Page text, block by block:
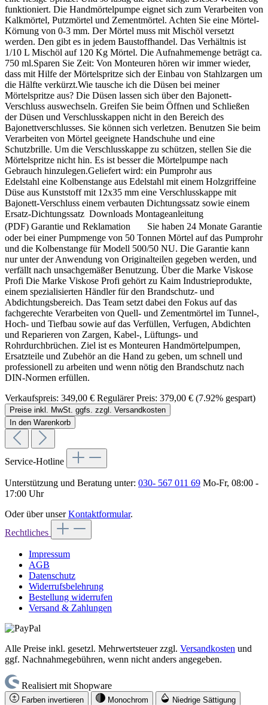
funktioniert. Die Handmörtelpumpe eignet sich zum Verarbeiten von
Kalkmörtel, Putzmörtel und Zementmörtel. Achten Sie eine Mörtel-
Körnung von 0-3 mm. Der Mörtel muss mit Mischöl versetzt
werden. Den gibt es in jedem Baustoffhandel. Das Verhältnis ist
1/10 L Mischöl auf 120 Kg Mörtel. Die Aufnahmemenge beträgt ca.
750 ml.Sparen Sie Zeit: Von Monteuren hören wir immer wieder,
dass mit Hilfe der Mörtelspritze sich der Einbau von Stahlzargen um
die Hälfte verkürzt.Wie tausche ich die Düsen bei meiner
Mörtelspritze aus? Die Düsen lassen sich über den Bajonett-
Verschluss auswechseln. Greifen Sie beim Öffnen und Schließen
der Düsen und Verschlusskappen nicht in den Bereich des
Bajonettverschlusses. Sie können sich verletzen. Benutzen Sie beim
Verarbeiten von Mörtel geeignete Handschuhe und eine
Schutzbrille. Um die Verschlusskappe zu schützen, stellen Sie die
Mörtelspritze nicht hin. Es ist besser die Mörtelpumpe nach
Gebrauch hinzulegen.Geliefert wird: ein Pumprohr aus
Edelstahl eine Kolbenstange aus Edelstahl mit einem Holzgriffeine
Düse aus Kunststoff mit 12x35 mm eine Verschlusskappe mit
Bajonett-Verschluss einem verbauten Dichtungssatz sowie einem
Ersatz-Dichtungssatz Downloads Montageanleitung
(PDF) Garantie und Reklamation Sie haben 24 Monate Garantie
oder bei einer Pumpmenge von 50 Tonnen Mörtel auf das Pumprohr
und die Kolbenstange für Modell 500/50 NU. Die Garantie kann
nur unter der Anwendung von Originalteilen gegeben werden, und
verfällt nach unsachgemäßer Benutzung. Über die Marke Viskose
Profi Die Marke Viskose Profi gehört zu Kaim Industrieprodukte,
einem spezialisierten Händler für den Brandschutz- und
Abdichtungsbereich. Das Team setzt dabei den Fokus auf das
fachgerechte Verarbeiten von Quell- und Zementmörtel im Tunnel-,
Hoch- und Tiefbau sowie auf das Verfüllen, Verfugen, Abdichten
und Reparieren von Zargen, Kabel-, Lüftungs- und
Rohrdurchbrüchen. Ziel ist es Monteuren Handmörtelpumpen,
Ersatzteile und Zubehör an die Hand zu geben, um schnell und
professionell zu arbeiten und wenn nötig den Brandschutz nach
DIN-Normen erfüllen.
Verkaufspreis: 349,00 € Regulärer Preis: 379,00 € (7.92% gespart)
Preise inkl. MwSt. ggfs. zzgl. Versandkosten
In den Warenkorb
Service-Hotline
Unterstützung und Beratung unter: 030- 567 011 69 Mo-Fr, 08:00 -
17:00 Uhr
Oder über unserKontaktformular.
Rechtliches
Impressum
AGB
Datenschutz
Widerrufsbelehrung
Bestellung widerrufen
Versand & Zahlungen
Alle Preise inkl. gesetzl. Mehrwertsteuer zzgl. Versandkosten und
ggf. Nachnahmegebühren, wenn nicht anders angegeben.
Realisiert mit Shopware
Farben invertieren Monochrom Niedrige Sättigung